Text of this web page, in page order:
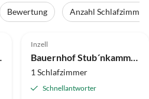
Bewertung Anzahl Schlafzimmer
Inzell
Bauernhof Stub´nkammer
1 Schlafzimmer
Schnellantworter